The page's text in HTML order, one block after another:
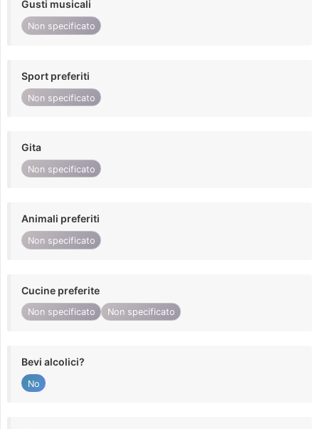
Gusti musicali
Non specificato
Sport preferiti
Non specificato
Gita
Non specificato
Animali preferiti
Non specificato
Cucine preferite
Non specificato Non specificato
Bevi alcolici?
No